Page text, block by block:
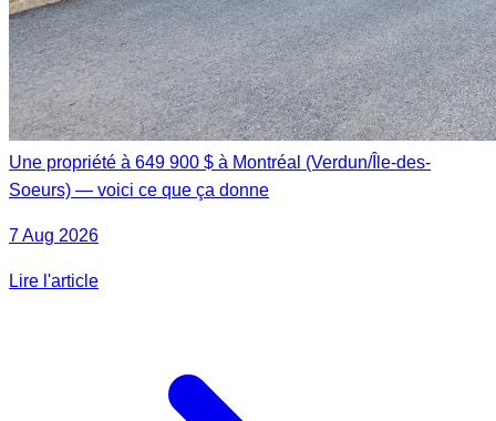
Une propriété à 649 900 $ à Montréal (Verdun/Île-des-
Soeurs) — voici ce que ça donne
7 Aug 2026
Lire l'article